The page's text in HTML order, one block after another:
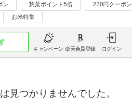
ン
惣菜ポイント5倍
220円クーポ
お米特集
キャンペーン 楽天会員登録 ログイン
見つかりませんでした。